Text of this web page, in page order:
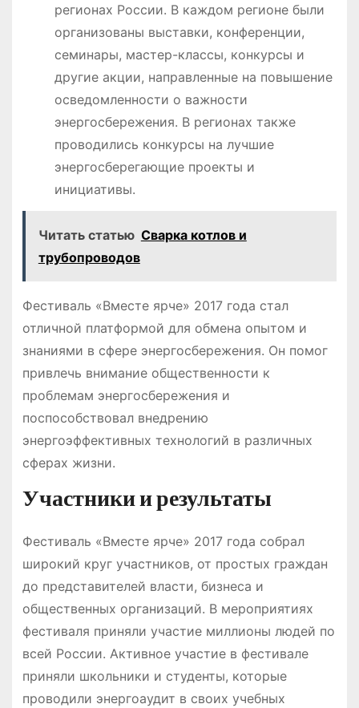
регионах России. В каждом регионе были
организованы выставки, конференции,
семинары, мастер-классы, конкурсы и
другие акции, направленные на повышение
осведомленности о важности
энергосбережения. В регионах также
проводились конкурсы на лучшие
энергосберегающие проекты и
инициативы.
Читать статью Сварка котлов и
трубопроводов
Фестиваль «Вместе ярче» 2017 года стал
отличной платформой для обмена опытом и
знаниями в сфере энергосбережения. Он помог
привлечь внимание общественности к
проблемам энергосбережения и
поспособствовал внедрению
энергоэффективных технологий в различных
сферах жизни.
Участники и результаты
Фестиваль «Вместе ярче» 2017 года собрал
широкий круг участников, от простых граждан
до представителей власти, бизнеса и
общественных организаций. В мероприятиях
фестиваля приняли участие миллионы людей по
всей России. Активное участие в фестивале
приняли школьники и студенты, которые
проводили энергоаудит в своих учебных